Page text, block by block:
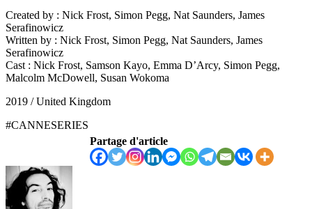
Created by : Nick Frost, Simon Pegg, Nat Saunders, James
Serafinowicz
Written by : Nick Frost, Simon Pegg, Nat Saunders, James
Serafinowicz
Cast : Nick Frost, Samson Kayo, Emma D’Arcy, Simon Pegg,
Malcolm McDowell, Susan Wokoma
2019 / United Kingdom
#CANNESERIES
Partage d'article